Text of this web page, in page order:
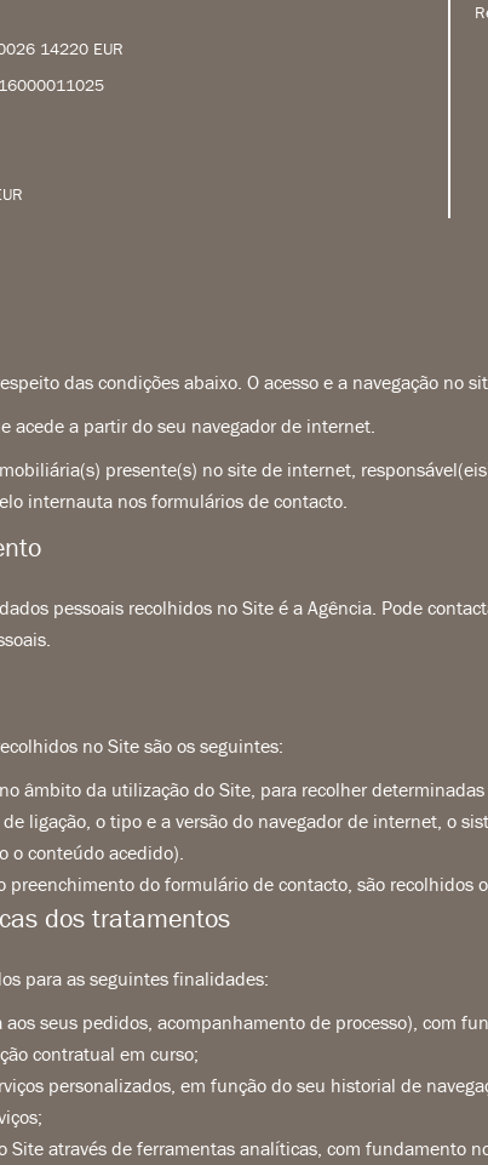
14220 EUR
das condições abaixo. O acesso e a navegação no
acede a partir do seu navegador de internet.
presente(s) no site de internet,
internauta nos formulários de contacto.
pessoais recolhidos no Site é a Agência. Pode
no Site são os seguintes:
âmbito da utilização do Site, para recolher
ligação, o tipo e a versão do navegador de internet, o
o conteúdo acedido).
do formulário de contacto, são recolhidos
dos tratamentos
para as seguintes finalidades:
aos seus pedidos, acompanhamento de processo), com
contratual em curso;
personalizados, em função do seu historial de
Site através de ferramentas analíticas, com fundamento